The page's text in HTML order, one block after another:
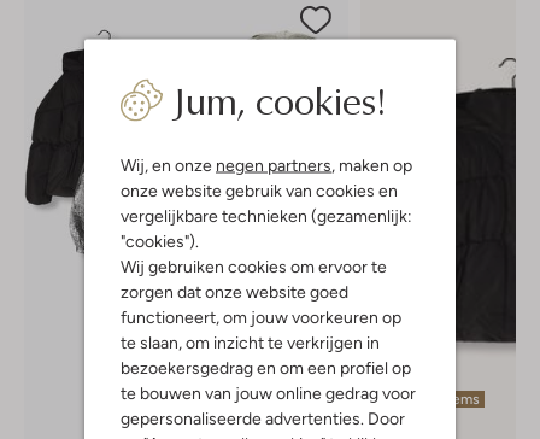
Jum, cookies!
Wij, en onze negen partners, maken op
onze website gebruik van cookies en
vergelijkbare technieken (gezamenlijk:
"cookies").
Wij gebruiken cookies om ervoor te
zorgen dat onze website goed
functioneert, om jouw voorkeuren op
te slaan, om inzicht te verkrijgen in
bezoekersgedrag en om een profiel op
te bouwen van jouw online gedrag voor
gepersonaliseerde advertenties. Door
Laatste items
-30%